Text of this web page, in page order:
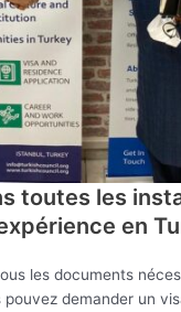
toutes les
en
les documents
pouvez demander un